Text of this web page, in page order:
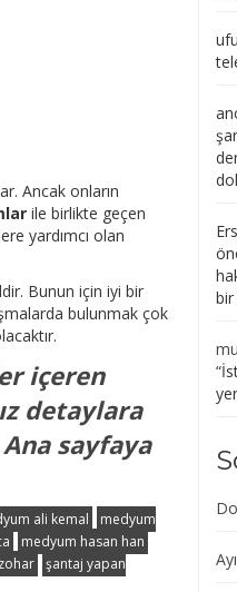
Ancak onların
ile birlikte geçen
yardımcı olan
Bunun için iyi bir
bulunmak çok
içeren
detaylara
sayfaya
ali kemal
medyum
medyum hasan han
şantaj yapan
“